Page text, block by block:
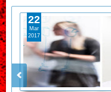
22
Mar
2017